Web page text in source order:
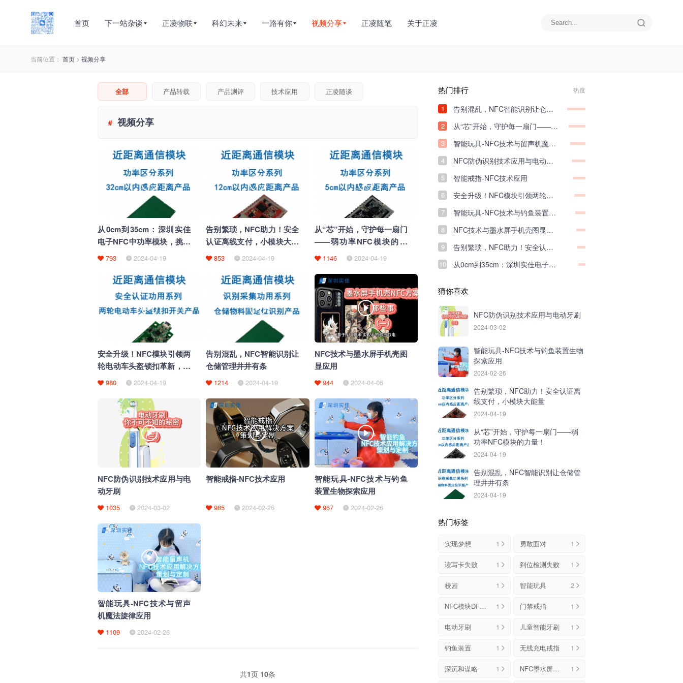
首页 下一站杂谈 正凌物联 科幻未来 一路有你 视频分享 正凌随笔 关于正凌
当前位置： 首页 > 视频分享
全部 产品转载 产品测评 技术应用 正凌随谈
# 视频分享
从0cm到35cm：深圳实佳
电子NFC中功率模块，挑战
通信距离极限！
793 2024-04-19
告别繁琐，NFC助力！安全
认证离线支付，小模块大能
量 853 2024-04-19
从“芯”开始，守护每一扇门
——弱功率NFC模块的力
量！1146 2024-04-19
安全升级！NFC模块引领两
轮电动车头盔锁扣革新，便
捷与安全并存
980 2024-04-19
告别混乱，NFC智能识别让
仓储管理井井有条
1214 2024-04-19
NFC技术与墨水屏手机壳图
显应用
944 2024-04-06
NFC防伪识别技术应用与电
动牙刷
1035 2024-03-02
智能戒指-NFC技术应用
985 2024-02-26
智能玩具-NFC技术与钓鱼
装置生物探索应用
967 2024-02-26
智能玩具-NFC技术与留声
机魔法旋律应用
1109 2024-02-26
共1页 10条
热门排行 热度
1 告别混乱，NFC智能识别让仓储管理井井有条
2 从“芯”开始，守护每一扇门——弱功率NFC模块的力量！
3 智能玩具-NFC技术与留声机魔法旋律应用
4 NFC防伪识别技术应用与电动牙刷
5 智能戒指-NFC技术应用
6 安全升级！NFC模块引领两轮电动车头盔锁扣革新，便捷与安全并存
7 智能玩具-NFC技术与钓鱼装置生物探索应用
8 NFC技术与墨水屏手机壳图显应用
9 告别繁琐，NFC助力！安全认证离线支付，小模块大能量
10 从0cm到35cm：深圳实佳电子NFC中功率模块，挑战通信距离极限！
猜你喜欢
NFC防伪识别技术应用与电动牙刷
2024-03-02
智能玩具-NFC技术与钓鱼装置生物
探索应用
2024-02-26
告别繁琐，NFC助力！安全认证离
线支付，小模块大能量
2024-04-19
从“芯”开始，守护每一扇门——弱
功率NFC模块的力量！
2024-04-19
告别混乱，NFC智能识别让仓储管
理井井有条
2024-04-19
热门标签
实现梦想 1 勇敢面对 1
读写卡失败 1 到位检测失败 1
校园 1 智能玩具 2
NFC模块DFMANFC 1 门禁戒指 1
电动牙刷 1 儿童智能牙刷 1
钓鱼装置 1 无线充电戒指 1
深沉和谋略 1 NFC墨水屏手机壳 1